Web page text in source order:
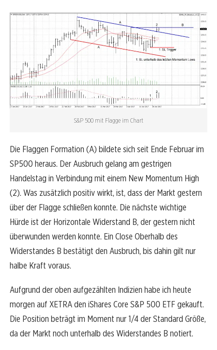
S&P 500 mit Flagge im Chart
Die Flaggen Formation (A) bildete sich seit Ende Februar im
SP500 heraus. Der Ausbruch gelang am gestrigen
Handelstag in Verbindung mit einem New Momentum High
(2). Was zusätzlich positiv wirkt, ist, dass der Markt gestern
über der Flagge schließen konnte. Die nächste wichtige
Hürde ist der Horizontale Widerstand B, der gestern nicht
überwunden werden konnte. Ein Close Oberhalb des
Widerstandes B bestätigt den Ausbruch, bis dahin gilt nur
halbe Kraft voraus.
Aufgrund der oben aufgezählten Indizien habe ich heute
morgen auf XETRA den iShares Core S&P 500 ETF gekauft.
Die Position beträgt im Moment nur 1/4 der Standard Größe,
da der Markt noch unterhalb des Widerstandes B notiert.